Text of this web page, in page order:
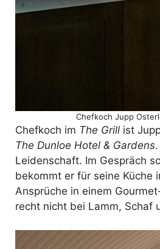
Chefkoch Jupp
Chefkoch im The Grill ist
The Dunloe Hotel & Gardens
Leidenschaft. Im Gespräch
bekommt er für seine Küche
Ansprüche in einem
recht nicht bei Lamm, Schaf